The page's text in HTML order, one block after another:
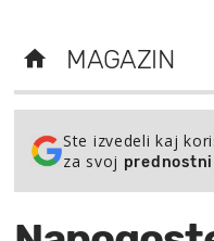
MAGAZIN
Ste izvedeli kaj
za svoj